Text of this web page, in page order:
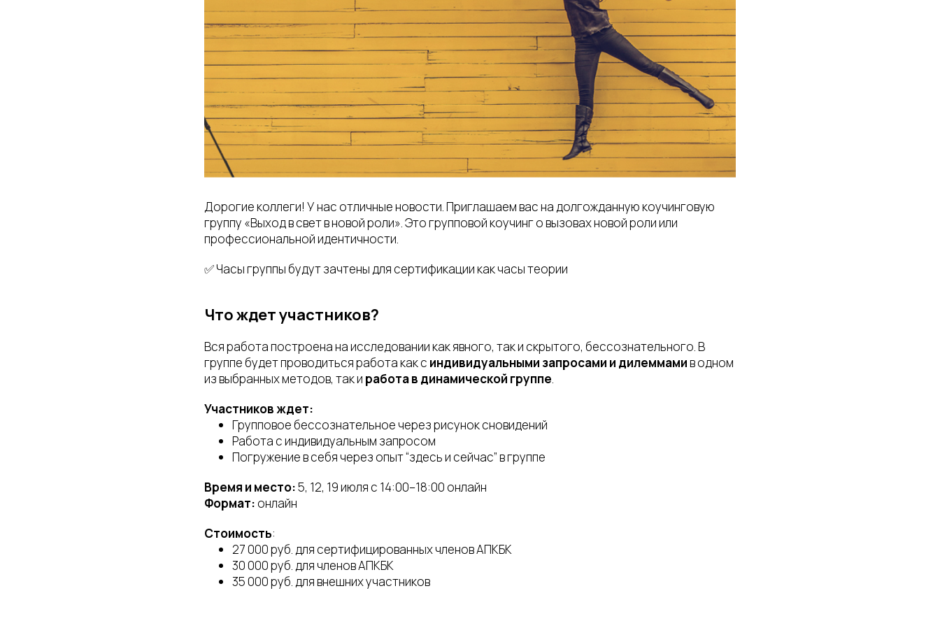
Дорогие коллеги! У нас отличные новости. Приглашаем вас на долгожданную коучинговую
группу «Выход в свет в новой роли». Это групповой коучинг о вызовах новой роли или
профессиональной идентичности.
✅ Часы группы будут зачтены для сертификации как часы теории
Что ждет участников?
Вся работа построена на исследовании как явного, так и скрытого, бессознательного. В
группе будет проводиться работа как с индивидуальными запросами и дилеммамив одном
из выбранных методов, так и работа в динамической группе.
Участников ждет:
Групповое бессознательное через рисунок сновидений
Работа с индивидуальным запросом
Погружение в себя через опыт “здесь и сейчас” в группе
Время и место:5, 12, 19 июля с 14:00–18:00 онлайн
Формат: онлайн
Стоимость:
27 000 руб. для сертифицированных членов АПКБК
30 000 руб. для членов АПКБК
35 000 руб. для внешних участников